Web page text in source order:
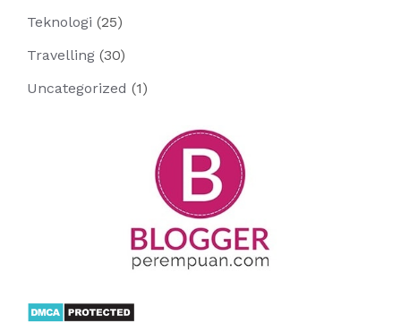
Teknologi (25)
Travelling (30)
Uncategorized (1)